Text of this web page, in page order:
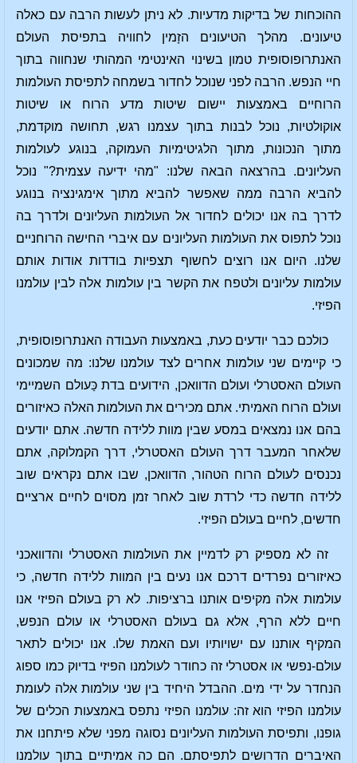
ההוכחות של בדיקות מדעיות. לא ניתן לעשות הרבה עם כאלה
טיעונים. מהלך הטיעונים הזָמין לחוויה בתפיסת העולם
האנתרופוסופית טמון בשינוי האינטימי המהותי שנחווה בתוך
חיי הנפש. הרבה לפני שנוכל לחדור בשמחה לתפיסת העולמות
הרוחיים באמצעות יישום שיטות מדע הרוח או שיטות
אוקולטיות, נוכל לבנות בתוך עצמנו רגש, תחושה מוקדמת,
מתוך הנכונות, מתוך הלגיטימיות העמוקה, בנוגע לעולמות
העליונים. בהרצאה הבאה שלנו: "מהי ידיעה עצמית?" נוכל
להביא הרבה ממה שאפשר להביא מתוך אימגינציה בנוגע
לדרך בה אנו יכולים לחדור אל העולמות העליונים ולדרך בה
נוכל לתפוס את העולמות העליונים עם איברי החישה הרוחניים
שלנו. היום אנו רוצים לחשוף תצפיות בודדות אודות אותם
עולמות עליונים ולטפח את הקשר בין עולמות אלה לבין עולמנו
הפיזי.
כולכם כבר יודעים כעת, באמצעות העבודה האנתרופוסופית,
כי קיימים שני עולמות אחרים לצד עולמנו שלנו: מה שמכונים
העולם האסטרלי ועולם הדוואכן, הידועים בדת כַּעולם השמיימי
ועולם הרוח האמיתי. אתם מכירים את העולמות האלה כאיזורים
בהם אנו נמצאים במסע שבין מוות ללידה חדשה. אתם יודעים
שלאחר המעבר דרך העולם האסטרלי, דרך הקמלוקה, אתם
נכנסים לעולם הרוח הטהור, הדוואכן, שבו אתם נקראים שוב
ללידה חדשה כדי לרדת שוב לאחר זמן מסוים לחיים ארציים
חדשים, לחיים בעולם הפיזי.
זה לא מספיק רק לדמיין את העולמות האסטרלי והדוואכני
כאיזורים נפרדים דרכם אנו נעים בין המוות ללידה חדשה, כי
עולמות אלה מקיפים אותנו ברציפות. לא רק בעולם הפיזי אנו
חיים ללא הרף, אלא גם בעולם האסטרלי או עולם הנפש,
המקיף אותנו עם ישויותיו ועם האמת שלו. אנו יכולים לתאר
עולם-נפשי או אסטרלי זה כחודר לעולמנו הפיזי בדיוק כמו ספוג
הנחדר על ידי מים. ההבדל היחיד בין שני עולמות אלה לעומת
עולמנו הפיזי הוא זה: עולמנו הפיזי נתפס באמצעות הכלים של
גופנו, ותפיסת העולמות העליונים נסוגה מפני שלא פיתחנו את
האיברים הדרושים לתפיסתם. הם כה אמיתיים בתוך עולמנו